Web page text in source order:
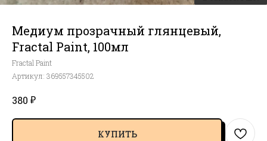
Медиум прозрачный глянцевый,
Fractal Paint, 100мл
Fractal Paint
Артикул: 369557345502
380 ₽
КУПИТЬ